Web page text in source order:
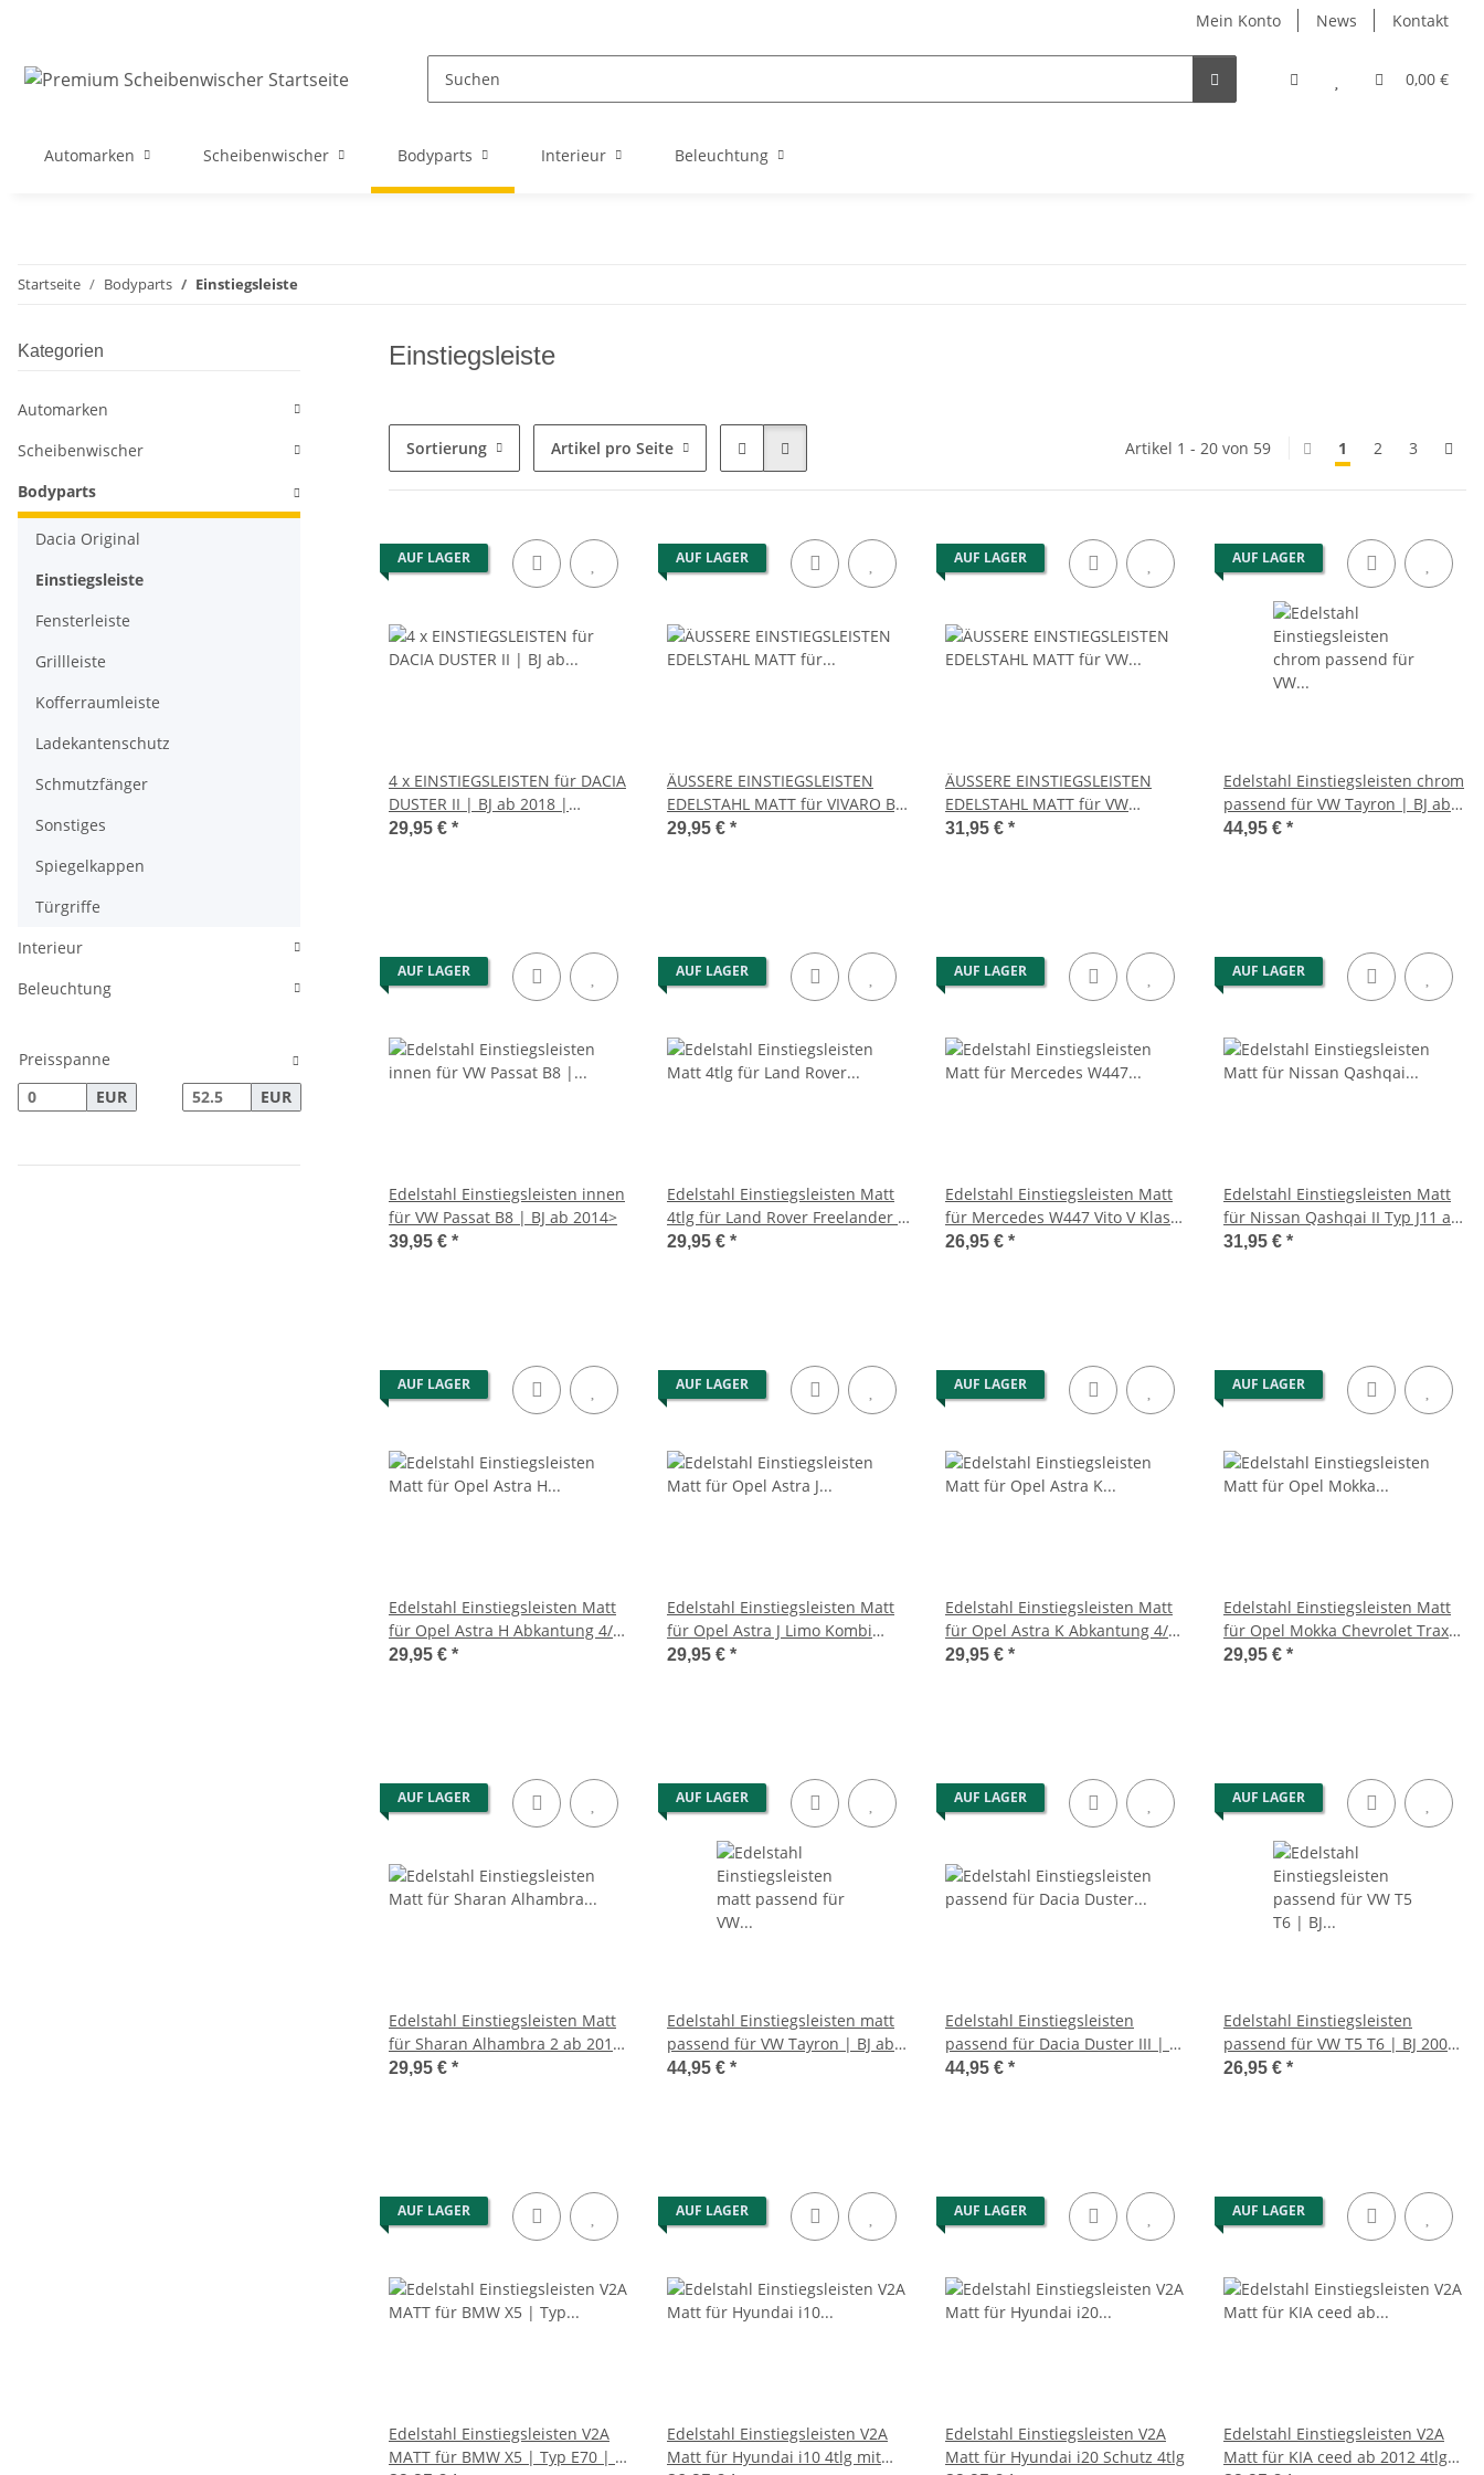
Mein Konto News Kontakt
0,00 €
Automarken Scheibenwischer Bodyparts Interieur Beleuchtung
Startseite Bodyparts Einstiegsleiste
Einstiegsleiste
Sortierung Artikel pro Seite Artikel 1 - 20 von 59 1 2 3
AUF LAGER
4 x EINSTIEGSLEISTEN für DACIA
DUSTER II | BJ ab 2018 |
EDELSTAHL MATT GEBÜRSTET
29,95 € *
AUF LAGER
ÄUSSERE EINSTIEGSLEISTEN
EDELSTAHL MATT für VIVARO B,
TRAFIC III, TALENTO, NV300
29,95 € *
AUF LAGER
ÄUSSERE EINSTIEGSLEISTEN
EDELSTAHL MATT für VW
TIGUAN I | BJ 2007-2015 | 4er
31,95 € *
AUF LAGER
Edelstahl Einstiegsleisten chrom
passend für VW Tayron | BJ ab
2024>
44,95 € *
AUF LAGER
Edelstahl Einstiegsleisten innen
für VW Passat B8 | BJ ab 2014>
39,95 € *
AUF LAGER
Edelstahl Einstiegsleisten Matt
4tlg für Land Rover Freelander II
2 2006-2014
29,95 € *
AUF LAGER
Edelstahl Einstiegsleisten Matt
für Mercedes W447 Vito V Klasse
ab 2014 außen
26,95 € *
AUF LAGER
Edelstahl Einstiegsleisten Matt
für Nissan Qashqai II Typ J11 ab
2013 Abkantung
31,95 € *
AUF LAGER
Edelstahl Einstiegsleisten Matt
für Opel Astra H Abkantung 4/5
Türen 2004-2010
29,95 € *
AUF LAGER
Edelstahl Einstiegsleisten Matt
für Opel Astra J Limo Kombi
Abkantung 2009-2015
29,95 € *
AUF LAGER
Edelstahl Einstiegsleisten Matt
für Opel Astra K Abkantung 4/5
Türen ab BJ 2015>
29,95 € *
AUF LAGER
Edelstahl Einstiegsleisten Matt
für Opel Mokka Chevrolet Trax
ab 2012 4tlg Set
29,95 € *
AUF LAGER
Edelstahl Einstiegsleisten Matt
für Sharan Alhambra 2 ab 2010
Edelstahl 4tlg
29,95 € *
AUF LAGER
Edelstahl Einstiegsleisten matt
passend für VW Tayron | BJ ab
2024>
44,95 € *
AUF LAGER
Edelstahl Einstiegsleisten
passend für Dacia Duster III | BJ
ab 2024>
44,95 € *
AUF LAGER
Edelstahl Einstiegsleisten
passend für VW T5 T6 | BJ 2003-
2020
26,95 € *
AUF LAGER
Edelstahl Einstiegsleisten V2A
MATT für BMW X5 | Typ E70 | BJ
AUF LAGER
Edelstahl Einstiegsleisten V2A
Matt für Hyundai i10 4tlg mit
AUF LAGER
Edelstahl Einstiegsleisten V2A
Matt für Hyundai i20 Schutz 4tlg
AUF LAGER
Edelstahl Einstiegsleisten V2A
Matt für KIA ceed ab 2012 4tlg
Kategorien
Automarken
Scheibenwischer
Bodyparts
Dacia Original
Einstiegsleiste
Fensterleiste
Grillleiste
Kofferraumleiste
Ladekantenschutz
Schmutzfänger
Sonstiges
Spiegelkappen
Türgriffe
Interieur
Beleuchtung
Preisspanne
EUR
EUR